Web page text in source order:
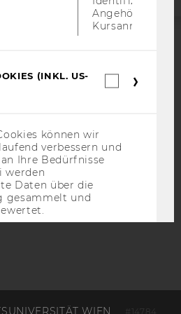
WIEN #14784
Angehörige/r für
Kursanmeldung.
(INKL. US-
können wir
verbessern und
Ihre Bedürfnisse
werden
Daten über die
gesammelt und
Besuchers
Matomo.